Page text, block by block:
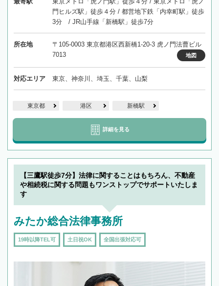
門ヒルズ駅」徒歩４分 / 都営地下鉄「内幸町駅」徒歩
3分 / JR山手線「新橋駅」徒歩7分
所在地
〒105-0003 東京都港区西新橋1-20-3 虎ノ門法曹ビル
7013
地図
対応エリア 東京、神奈川、埼玉、千葉、山梨
東京都 港区 新橋駅
詳細を見る
【三鷹駅徒歩7分】法律に関することはもちろん、不動産
や相続税に関する問題もワンストップでサポートいたしま
す
みたか総合法律事務所
19時以降TEL可 土日祝OK 全国出張対応可